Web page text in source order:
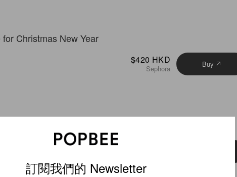
$420 HKD
Sephora Buy
訂閱我們的 Newsletter